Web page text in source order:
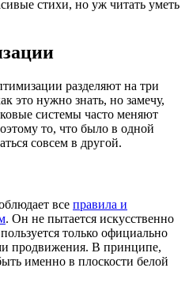
стихи, но уж читать уметь
разделяют на три
это нужно знать, но замечу,
системы часто меняют
то, что было в одной
совсем в другой.
все правила и
. Он не пытается искусственно
только официально
продвижения. В принципе,
именно в плоскости белой